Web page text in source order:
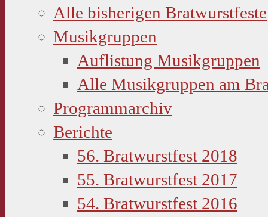
Alle bisherigen Bratwurstfeste
Musikgruppen
Auflistung Musikgruppen
Alle Musikgruppen am
Programmarchiv
Berichte
56. Bratwurstfest 2018
55. Bratwurstfest 2017
54. Bratwurstfest 2016